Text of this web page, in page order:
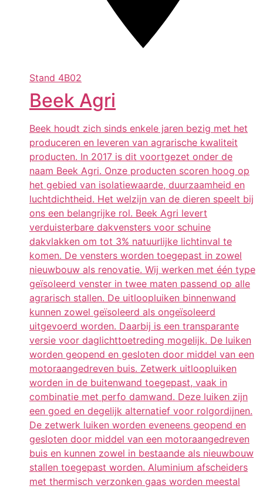
Stand 4B02
Beek Agri
Beek houdt zich sinds enkele jaren bezig met het
produceren en leveren van agrarische kwaliteit
producten. In 2017 is dit voortgezet onder de
naam Beek Agri. Onze producten scoren hoog op
het gebied van isolatiewaarde, duurzaamheid en
luchtdichtheid. Het welzijn van de dieren speelt bij
ons een belangrijke rol. Beek Agri levert
verduisterbare dakvensters voor schuine
dakvlakken om tot 3% natuurlijke lichtinval te
komen. De vensters worden toegepast in zowel
nieuwbouw als renovatie. Wij werken met één type
geïsoleerd venster in twee maten passend op alle
agrarisch stallen. De uitloopluiken binnenwand
kunnen zowel geïsoleerd als ongeïsoleerd
uitgevoerd worden. Daarbij is een transparante
versie voor daglichttoetreding mogelijk. De luiken
worden geopend en gesloten door middel van een
motoraangedreven buis. Zetwerk uitloopluiken
worden in de buitenwand toegepast, vaak in
combinatie met perfo damwand. Deze luiken zijn
een goed en degelijk alternatief voor rolgordijnen.
De zetwerk luiken worden eveneens geopend en
gesloten door middel van een motoraangedreven
buis en kunnen zowel in bestaande als nieuwbouw
stallen toegepast worden. Aluminium afscheiders
met thermisch verzonken gaas worden meestal